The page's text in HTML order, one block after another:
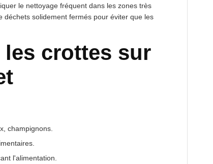
le nettoyage fréquent dans les zones très
solidement fermés pour éviter que les
les crottes sur
champignons.
l'alimentation.